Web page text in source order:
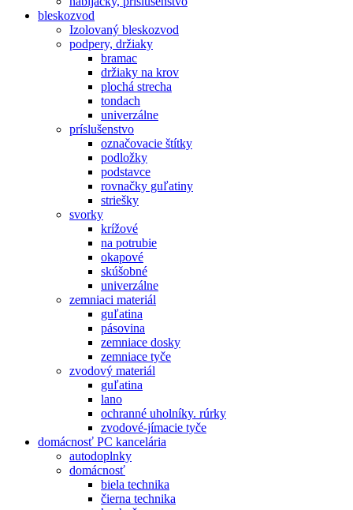
bleskozvod
Izolovaný bleskozvod
podpery, držiaky
bramac
držiaky na krov
plochá strecha
tondach
univerzálne
príslušenstvo
označovacie štítky
podložky
podstavce
rovnačky guľatiny
striešky
svorky
krížové
na potrubie
okapové
skúšobné
univerzálne
zemniaci materiál
guľatina
pásovina
zemniace dosky
zemniace tyče
zvodový materiál
guľatina
lano
ochranné uholníky. rúrky
zvodové-jímacie tyče
domácnosť PC kancelária
autodoplnky
domácnosť
biela technika
čierna technika